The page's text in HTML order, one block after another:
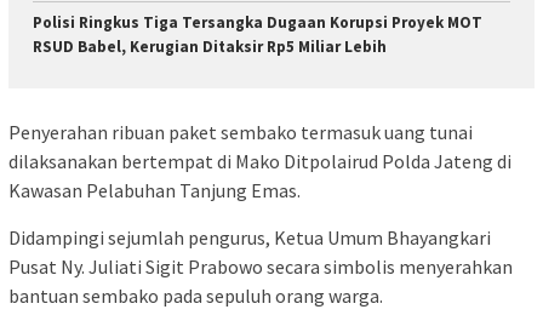
Polisi Ringkus Tiga Tersangka Dugaan Korupsi Proyek MOT
RSUD Babel, Kerugian Ditaksir Rp5 Miliar Lebih
Penyerahan ribuan paket sembako termasuk uang tunai
dilaksanakan bertempat di Mako Ditpolairud Polda Jateng di
Kawasan Pelabuhan Tanjung Emas.
Didampingi sejumlah pengurus, Ketua Umum Bhayangkari
Pusat Ny. Juliati Sigit Prabowo secara simbolis menyerahkan
bantuan sembako pada sepuluh orang warga.